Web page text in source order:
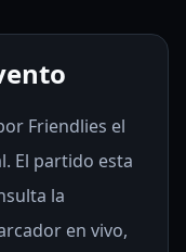
Friendlies el
El partido esta
la
en vivo,